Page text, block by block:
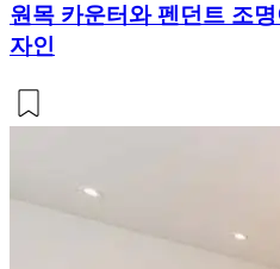
원목 카운터와 펜던트 조
자인